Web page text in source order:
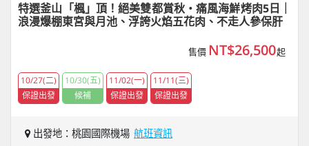
特選釜山「楓」頂！絕美雙都賞秋・痛風海鮮烤肉5日｜
浪漫爆棚東宮與月池、浮誇火焰五花肉、不走人參保肝
售價 NT$26,500起
10/27(二)
保證出發
10/30(五)
候補
11/02(一)
保證出發
11/11(三)
保證出發
出發地：桃園國際機場 航班資訊